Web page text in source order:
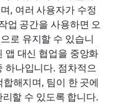
, 여러 사용자가 수정
업 공간을 사용하면 오
로 유지할 수 있습니
앱 대신 협업을 중앙화
하나입니다. 점차적으
해지며, 팀이 한 곳에
할 수 있도록 합니다.